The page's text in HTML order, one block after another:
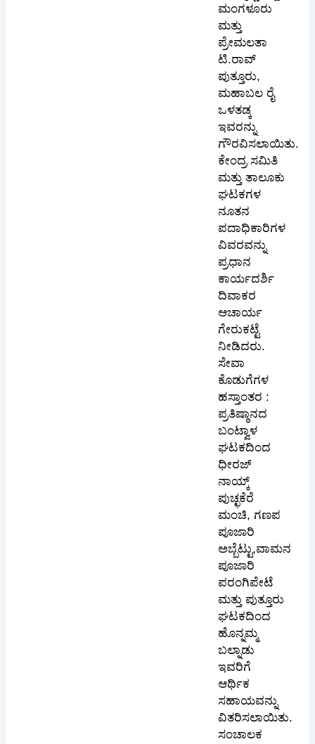
ಮಂಗಳೂರು
ಮತ್ತು
ಪ್ರೇಮಲತಾ
ಟಿ.ರಾವ್
ಪುತ್ತೂರು,
ಮಹಾಬಲ ರೈ
ಒಳತಡ್ಕ
ಇವರನ್ನು
ಗೌರವಿಸಲಾಯಿತು.
ಕೇಂದ್ರ ಸಮಿತಿ
ಮತ್ತು ತಾಲೂಕು
ಘಟಕಗಳ
ನೂತನ
ಪದಾಧಿಕಾರಿಗಳ
ವಿವರವನ್ನು
ಪ್ರಧಾನ
ಕಾರ್ಯದರ್ಶಿ
ದಿವಾಕರ
ಆಚಾರ್ಯ
ಗೇರುಕಟ್ಟೆ
ನೀಡಿದರು.
ಸೇವಾ
ಕೊಡುಗೆಗಳ
ಹಸ್ತಾಂತರ :
ಪ್ರತಿಷ್ಠಾನದ
ಬಂಟ್ವಾಳ
ಘಟಕದಿಂದ
ಧೀರಜ್
ನಾಯ್ಕ್
ಪುಚ್ಛಕೆರೆ
ಮಂಚಿ, ಗಣಪ
ಪೂಜಾರಿ
ಅಬ್ಬೆಟ್ಟು,ವಾಮನ
ಪೂಜಾರಿ
ಪರಂಗಿಪೇಟೆ
ಮತ್ತು ಪುತ್ತೂರು
ಘಟಕದಿಂದ
ಹೊನ್ನಮ್ಮ
ಬಲ್ನಾಡು
ಇವರಿಗೆ
ಆರ್ಥಿಕ
ಸಹಾಯವನ್ನು
ವಿತರಿಸಲಾಯಿತು.
ಸಂಚಾಲಕ